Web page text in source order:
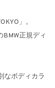
」。
正規ディ
なボディカラ